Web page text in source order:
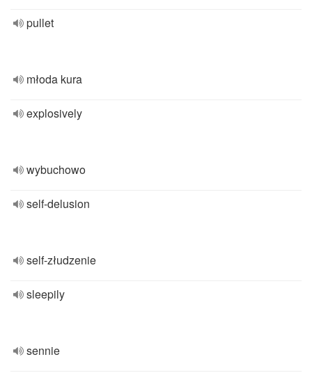
pullet
młoda kura
explosively
wybuchowo
self-delusion
self-złudzenie
sleepily
sennie